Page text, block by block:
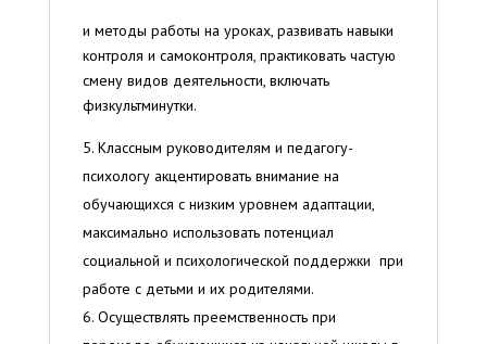
и методы работы на уроках, развивать навыки
контроля и самоконтроля, практиковать частую
смену видов деятельности, включать
физкультминутки.
Классным руководителям и педагогу-
психологу акцентировать внимание на
обучающихся с низким уровнем адаптации,
максимально использовать потенциал
социальной и психологической поддержки при
работе с детьми и их родителями.
Осуществлять преемственность при